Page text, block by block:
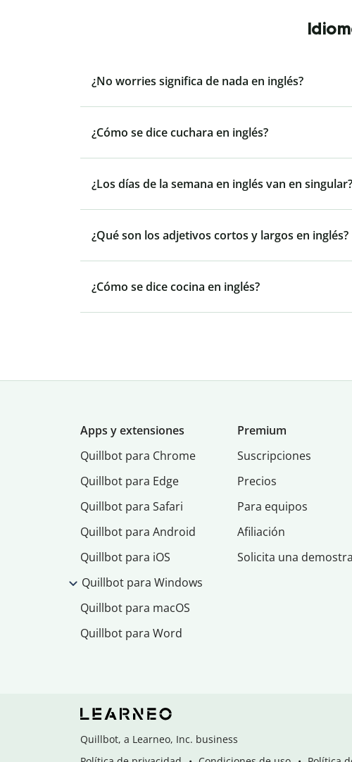
¿No worries significa de nada en inglés?
¿Cómo se dice cuchara en inglés?
¿Los días de la semana en inglés van en singular?
¿Qué son los adjetivos cortos y largos en inglés?
¿Cómo se dice cocina en inglés?
Apps y extensiones
Quillbot para Chrome
Quillbot para Edge
Quillbot para Safari
Quillbot para Android
Quillbot para iOS
Quillbot para Windows
Quillbot para macOS
Quillbot para Word
Premium
Suscripciones
Precios
Para equipos
Afiliación
Solicita una
Quillbot, a Learneo, Inc. business